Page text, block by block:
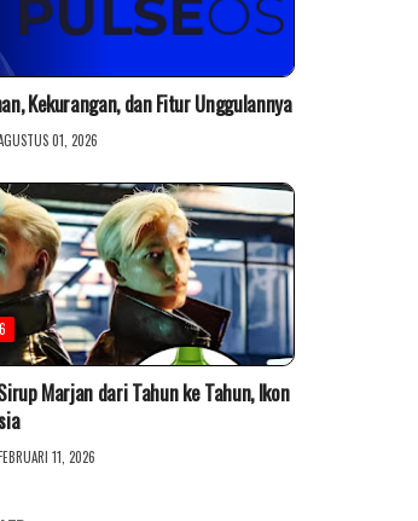
Kekurangan, dan Fitur Unggulannya
01, 2026
Marjan dari Tahun ke Tahun, Ikon
11, 2026